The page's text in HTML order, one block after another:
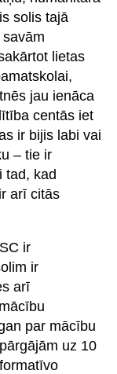
solis tajā
lietas
jau ienāca
centās iet
ir bijis labi vai
– tie ir
tad, kad
arī citās
ir
ir
arī
par mācību
uz 10